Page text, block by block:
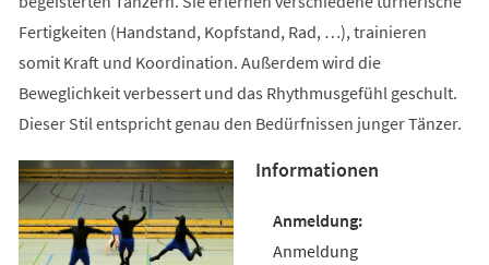
Fertigkeiten (Handstand, Kopfstand, Rad, …), trainieren
somit Kraft und Koordination. Außerdem wird die
Beweglichkeit verbessert und das Rhythmusgefühl geschult.
Dieser Stil entspricht genau den Bedürfnissen junger Tänzer.
Informationen
Anmeldung